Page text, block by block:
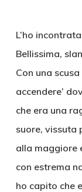
L’ho
Bellissima,
Con una
accendere’
che era una
suore, vissuta
alla maggiore
con estrema
ho capito che